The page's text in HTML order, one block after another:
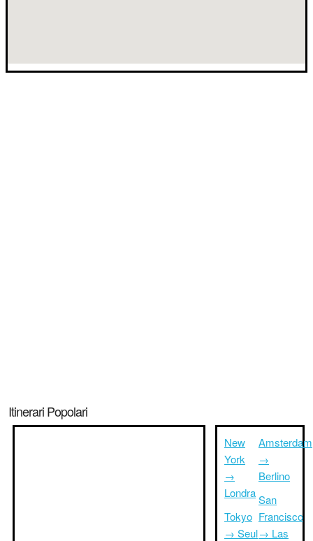
Itinerari Popolari
New
York
→
Londra
Tokyo
→ Seul
Amsterdam
→
Berlino
San
Francisco
→ Las